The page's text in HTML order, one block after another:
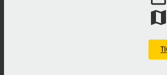
map